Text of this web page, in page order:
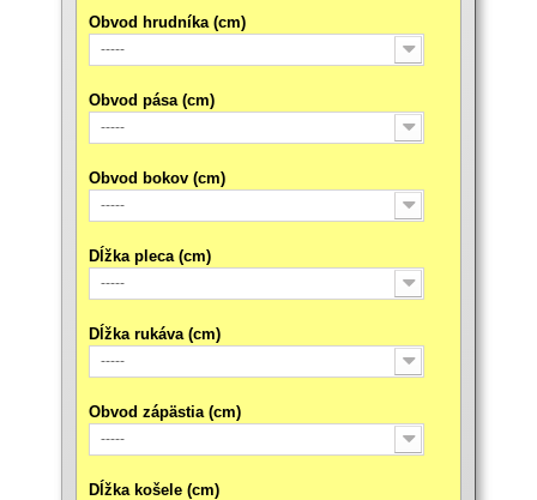
Obvod hrudníka (cm)
-----
Obvod pása (cm)
-----
Obvod bokov (cm)
-----
Dĺžka pleca (cm)
-----
Dĺžka rukáva (cm)
-----
Obvod zápästia (cm)
-----
Dĺžka košele (cm)